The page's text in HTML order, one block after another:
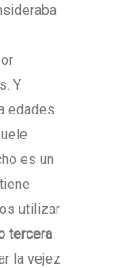
Y
edades
es un
utilizar
tercera
la vejez